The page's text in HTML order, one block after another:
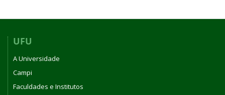
UFU
A Universidade
Campi
Faculdades e Institutos